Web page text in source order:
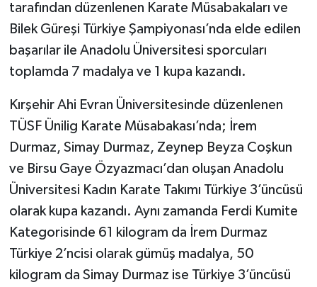
tarafından düzenlenen Karate Müsabakaları ve
Bilek Güreşi Türkiye Şampiyonası’nda elde edilen
başarılar ile Anadolu Üniversitesi sporcuları
toplamda 7 madalya ve 1 kupa kazandı.
Kırşehir Ahi Evran Üniversitesinde düzenlenen
TÜSF Ünilig Karate Müsabakası’nda; İrem
Durmaz, Simay Durmaz, Zeynep Beyza Coşkun
ve Birsu Gaye Özyazmacı’dan oluşan Anadolu
Üniversitesi Kadın Karate Takımı Türkiye 3’üncüsü
olarak kupa kazandı. Aynı zamanda Ferdi Kumite
Kategorisinde 61 kilogram da İrem Durmaz
Türkiye 2’ncisi olarak gümüş madalya, 50
kilogram da Simay Durmaz ise Türkiye 3’üncüsü